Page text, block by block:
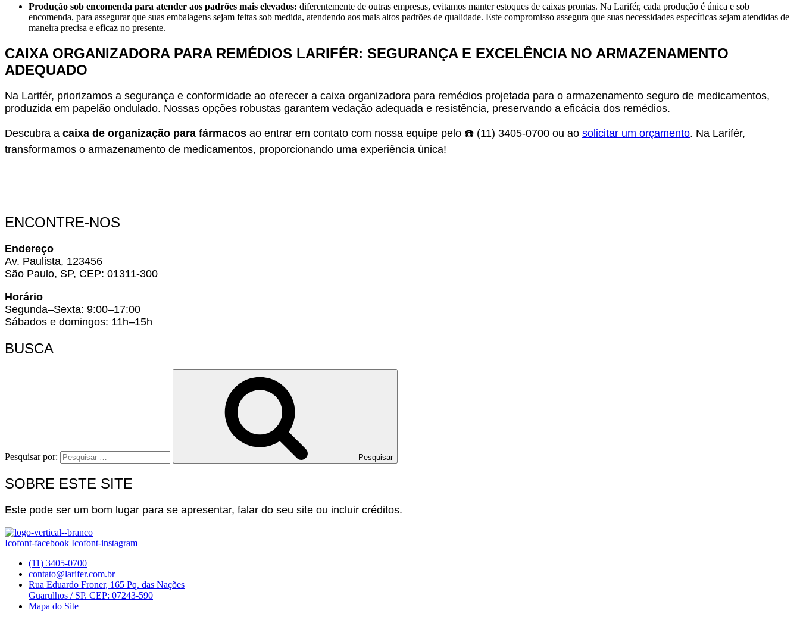
Produção sob encomenda para atender aos padrões mais elevados: diferentemente de outras empresas, evitamos manter estoques de caixas prontas. Na Larifér, cada produção é única e sob
encomenda, para assegurar que suas embalagens sejam feitas sob medida, atendendo aos mais altos padrões de qualidade. Este compromisso assegura que suas necessidades específicas sejam atendidas de
maneira precisa e eficaz no presente.
CAIXA ORGANIZADORA PARA REMÉDIOS LARIFÉR: SEGURANÇA E EXCELÊNCIA NO ARMAZENAMENTO
ADEQUADO
Na Larifér, priorizamos a segurança e conformidade ao oferecer a caixa organizadora para remédios projetada para o armazenamento seguro de medicamentos,
produzida em papelão ondulado. Nossas opções robustas garantem vedação adequada e resistência, preservando a eficácia dos remédios.
Descubra a caixa de organização para fármacos ao entrar em contato com nossa equipe pelo ☎️ (11) 3405-0700 ou ao solicitar um orçamento. Na Larifér,
transformamos o armazenamento de medicamentos, proporcionando uma experiência única!
ENCONTRE-NOS
Endereço
Av. Paulista, 123456
São Paulo, SP, CEP: 01311-300
Horário
Segunda–Sexta: 9:00–17:00
Sábados e domingos: 11h–15h
BUSCA
Pesquisar por: Pesquisar
SOBRE ESTE SITE
Este pode ser um bom lugar para se apresentar, falar do seu site ou incluir créditos.
Icofont-facebook Icofont-instagram
(11) 3405-0700
contato@larifer.com.br
Rua Eduardo Froner, 165 Pq. das Nações
Guarulhos / SP. CEP: 07243-590
Mapa do Site